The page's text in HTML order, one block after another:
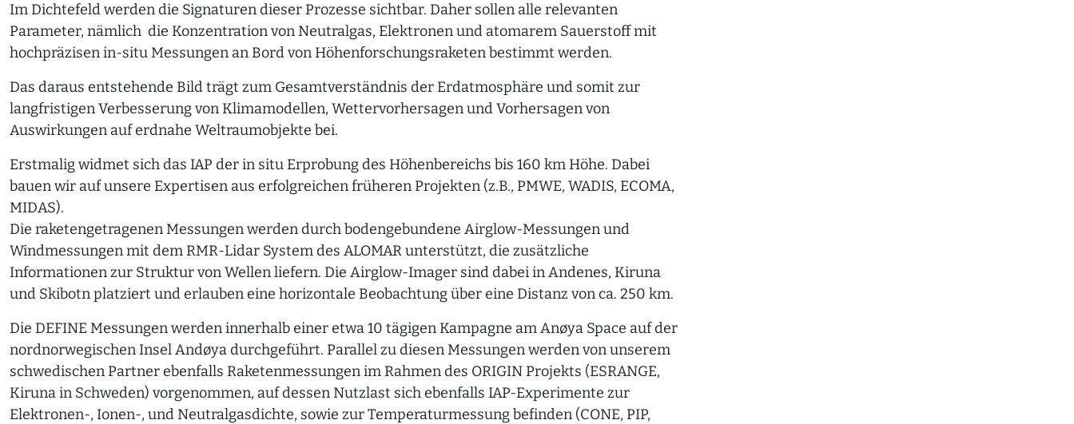
Im Dichtefeld werden die Signaturen dieser Prozesse sichtbar. Daher sollen alle relevanten
Parameter, nämlich die Konzentration von Neutralgas, Elektronen und atomarem Sauerstoff mit
hochpräzisen in-situ Messungen an Bord von Höhenforschungsraketen bestimmt werden.
Das daraus entstehende Bild trägt zum Gesamtverständnis der Erdatmosphäre und somit zur
langfristigen Verbesserung von Klimamodellen, Wettervorhersagen und Vorhersagen von
Auswirkungen auf erdnahe Weltraumobjekte bei.
Erstmalig widmet sich das IAP der in situ Erprobung des Höhenbereichs bis 160 km Höhe. Dabei
bauen wir auf unsere Expertisen aus erfolgreichen früheren Projekten (z.B., PMWE, WADIS, ECOMA,
MIDAS).
Die raketengetragenen Messungen werden durch bodengebundene Airglow-Messungen und
Windmessungen mit dem RMR-Lidar System des ALOMAR unterstützt, die zusätzliche
Informationen zur Struktur von Wellen liefern. Die Airglow-Imager sind dabei in Andenes, Kiruna
und Skibotn platziert und erlauben eine horizontale Beobachtung über eine Distanz von ca. 250 km.
Die DEFINE Messungen werden innerhalb einer etwa 10 tägigen Kampagne am Anøya Space auf der
nordnorwegischen Insel Andøya durchgeführt. Parallel zu diesen Messungen werden von unserem
schwedischen Partner ebenfalls Raketenmessungen im Rahmen des ORIGIN Projekts (ESRANGE,
Kiruna in Schweden) vorgenommen, auf dessen Nutzlast sich ebenfalls IAP-Experimente zur
Elektronen-, Ionen-, und Neutralgasdichte, sowie zur Temperaturmessung befinden (CONE, PIP,